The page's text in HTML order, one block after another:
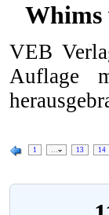
Whims
VEB
Auflage
1 13 14